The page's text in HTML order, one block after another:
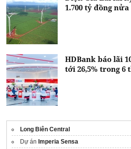
1.700 tỷ đồng
HDBank báo lãi
tới 26,5% trong 6
Long Biên Central
Dự ánImperia Sensa